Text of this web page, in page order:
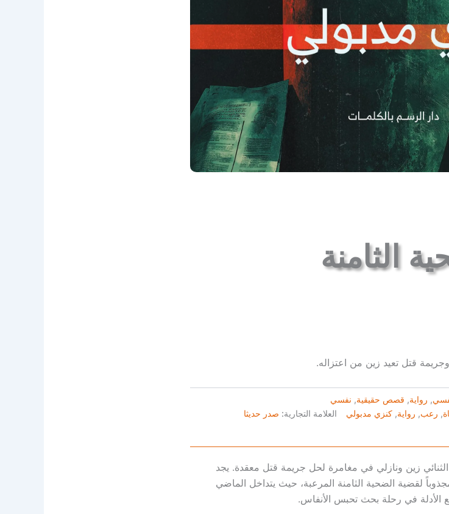
الثامنة
قتل تعيد زين من اعتزاله.
, رواية, قصص حقيقية, نفسي
, رعب, رواية,كنزي مدبولي العلامة التجارية: صدر حديثا
الثنائي زين ونازلي في مغامرة لحل جريمة قتل معقدة. يجد
لقضية الضحية الثامنة المرعبة، حيث يتداخل الماضي
في رحلة بحث تحبس الأنفاس.